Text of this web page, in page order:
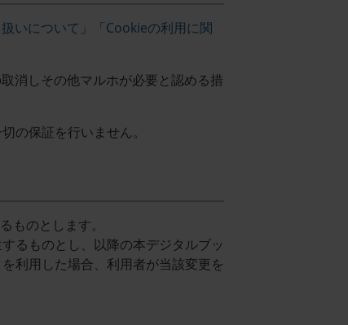
いについて 」「Cookieの利用に関
消しその他マルホが必要と認める措
の保証を行いません。
ものとします。
るものとし、以降の本デジタルブッ
利用した場合、利用者が当該変更を